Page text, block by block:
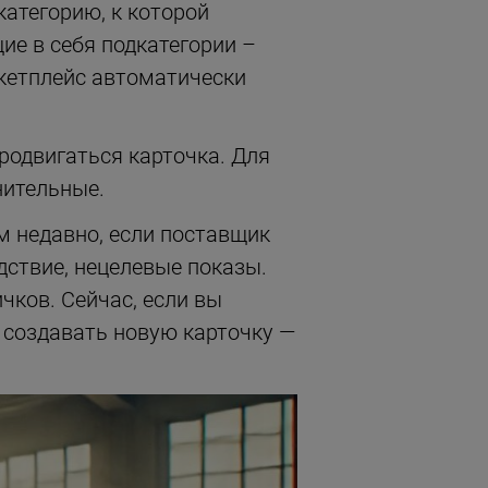
к которой
в себя подкатегории –
автоматически
карточка. Для
недавно, если поставщик
нецелевые показы.
Сейчас, если вы
новую карточку —